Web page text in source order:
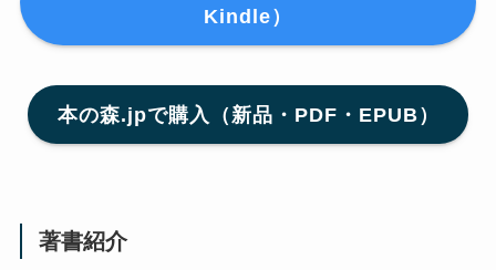
Kindle）
本の森.jpで購入（新品・PDF・EPUB）
著書紹介